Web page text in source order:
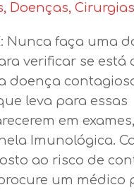
Doenças,
Nunca faça uma
verificar se está
doença
leva para essas
em
Imunológica.
ao risco de
um médico